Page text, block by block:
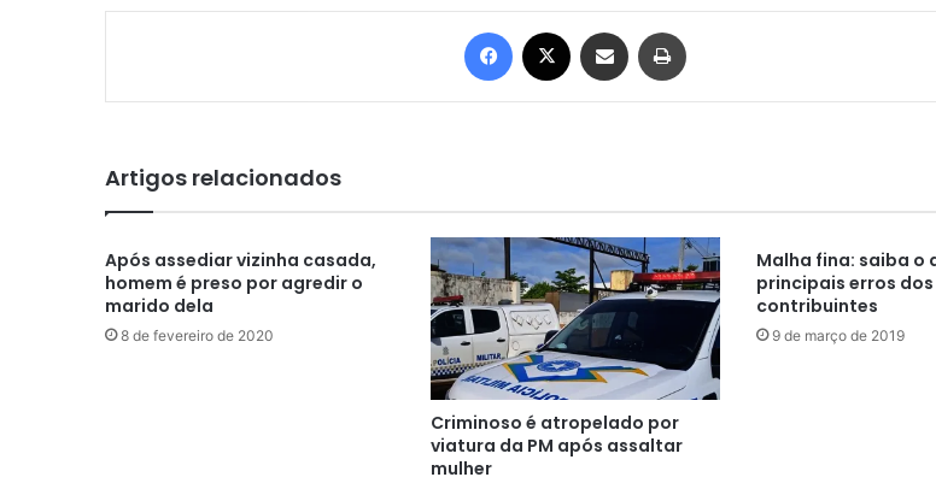
Facebook Compartilhar via e-mail
Artigos relacionados
Após assediar vizinha casada,
homem é preso por agredir o
marido dela
8 de fevereiro de 2020
Criminoso é atropelado por
viatura da PM após assaltar
mulher
Malha fina: saiba o
principais erros dos
contribuintes
9 de março de 2019